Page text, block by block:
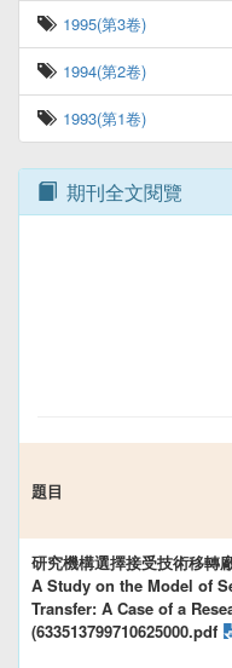
1995(第3卷)
1994(第2卷)
1993(第1卷)
期刊全文閱覽
題目
研究機構選擇接受技術移轉
A Study on the Model of
Transfer: A Case of a
(633513799710625000.pdf